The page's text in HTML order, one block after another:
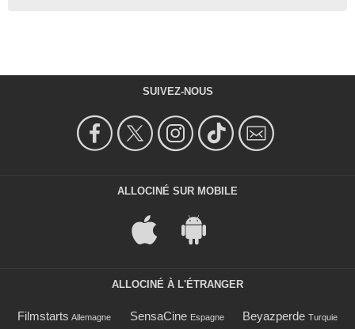
SUIVEZ-NOUS
ALLOCINÉ SUR MOBILE
ALLOCINÉ À L'ÉTRANGER
Filmstarts Allemagne SensaCine Espagne Beyazperde Turquie